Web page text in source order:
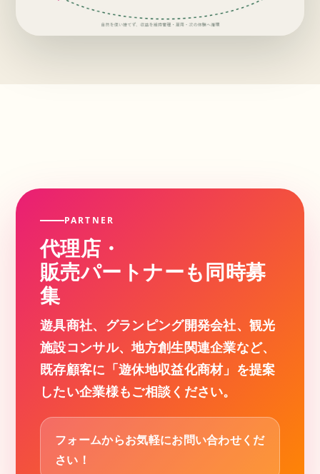
PARTNER
代理店・
販売パートナーも同時募
集
遊具商社、グランピング開発会社、観光
施設コンサル、地方創生関連企業など、
既存顧客に「遊休地収益化商材」を提案
したい企業様もご相談ください。
フォームからお気軽にお問い合わせくだ
さい！